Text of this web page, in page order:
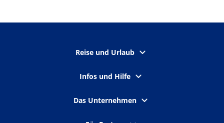
Reise und Urlaub
Infos und Hilfe
Das Unternehmen